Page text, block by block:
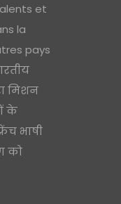
et
la
pays
मिशन
के
भाषी
को